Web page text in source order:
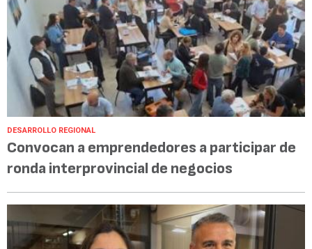
DESARROLLO REGIONAL
Convocan a emprendedores a participar de
ronda interprovincial de negocios